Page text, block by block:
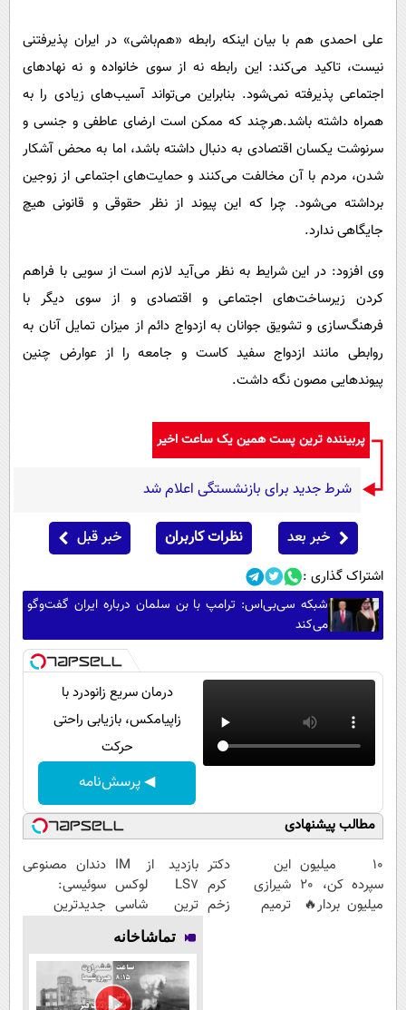
علی احمدی هم با بیان اینکه رابطه «هم‌باشی» در ایران پذیرفتنی
نیست، تاکید می‌کند: این رابطه نه از سوی خانواده و نه نهادهای
اجتماعی پذیرفته نمی‌شود. بنابراین می‌تواند آسیب‌های زیادی را به
همراه داشته باشد.هرچند که ممکن است ارضای عاطفی و جنسی و
سرنوشت یکسان اقتصادی به دنبال داشته باشد،‌ اما به محض آشکار
شدن، مردم با آن مخالفت می‌کنند و حمایت‌های اجتماعی از زوجین
برداشته می‌شود. چرا که این پیوند از نظر حقوقی و قانونی هیچ
جایگاهی ندارد.
وی افزود: در این شرایط به نظر می‌آید لازم است از سویی با فراهم
کردن زیرساخت‌های اجتماعی و اقتصادی و از سوی دیگر با
فرهنگ‌سازی و تشویق جوانان به ازدواج دائم از میزان تمایل آنان به
روابطی مانند ازدواج سفید کاست و جامعه را از عوارض چنین
پیوندهایی مصون نگه داشت.
پربیننده ترین پست همین یک ساعت اخیر
شرط جدید برای بازنشستگی اعلام شد
خبر بعد نظرات کاربران خبر قبل
اشتراک گذاری :
شبکه سی‌بی‌اس: ترامپ با بن سلمان درباره ایران گفت‌وگو
می‌کند
درمان سریع زانودرد با
زاپیامکس، بازیابی راحتی
حرکت
◀ پرسش‌نامه
مطالب پیشنهادی
10 میلیون
سپرده کن، 20
میلیون بردار🔥
این دکتر
شیرازی کرم
ترمیم زخم
بازدید از IM
LS7 لوکس
ترین شاسی
بلند برقی ایران
در باشگاه
انقلاب
دندان مصنوعی
سوئیسی:
جدیدترین
پرداخت قسطی
تماشاخانه